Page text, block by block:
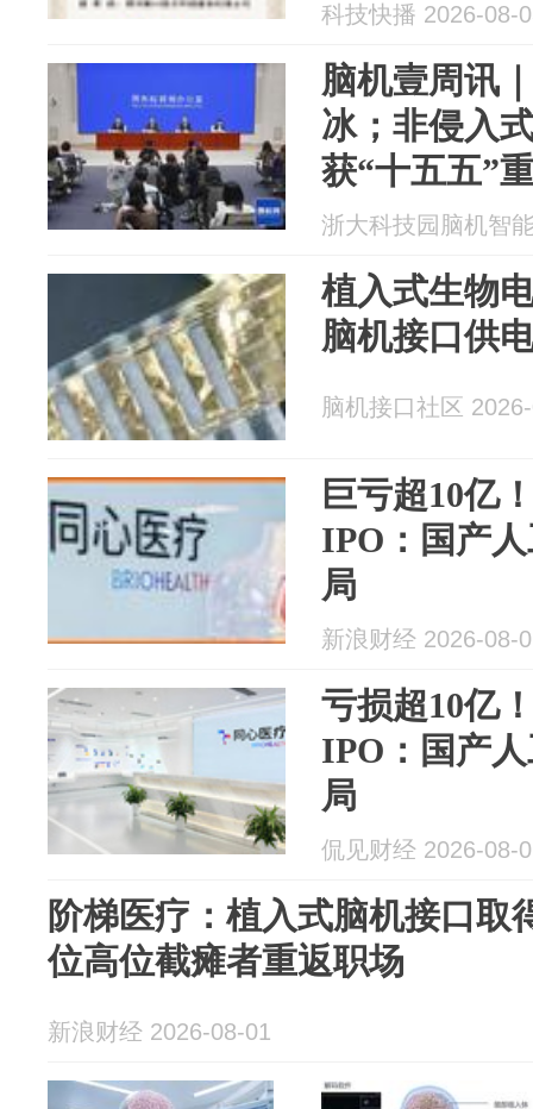
科技快播 2026-08-
脑机壹周讯
冰；非侵入
获“十五五”
企业再获融
浙大科技园脑机智
植入式生物
脑机接口供
脑机接口社区
巨亏超10亿
IPO：国产
局
新浪财经 2026-08-
亏损超10亿
IPO：国产
局
侃见财经 2026-08-
阶梯医疗：植入式脑机接口取
位高位截瘫者重返职场
新浪财经 2026-08-01